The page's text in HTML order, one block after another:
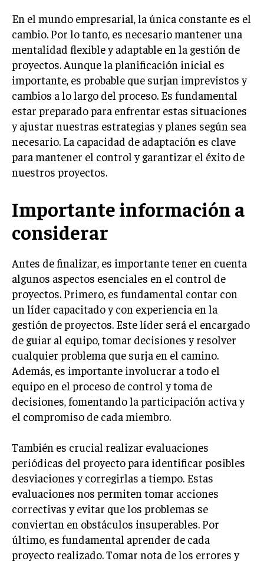
NEGOCIOS
ESTRATEGIAS DE NEGOCIOS
MARKETING B2B
MARKETING B2C
FRANQUICIAS
MARKETING DE INFLUENCERS
E-COMMERCE
E-COMMERCE Y COMERCIO ELECTRÓNICO
ESTRATEGIAS DE PRICING Y GESTIÓN DE
GESTIÓN DE CRISIS EMPRESARIALES
EMPRESAS Y STARTUPS TECNOLÓGICAS
GESTIÓN DE LA EXPERIENCIA DEL CLIENTE
MÁS
PROYECTOS
GESTIÓN DE PROYECTOS
GESTIÓN DE OPERACIONES Y CADENA DE
SUMINISTRO
LOGÍSTICA EMPRESARIAL
CALIDAD Y MEJORA CONTINUA
TALENTOS
RECURSOS HUMANOS Y GESTIÓN DEL
COMPENSACIÓN Y BENEFICIOS
RECLUTAMIENTO Y SELECCIÓN
DESARROLLO DE PERSONAL
GESTIÓN DEL DESEMPEÑO
CULTURA Y CLIMA ORGANIZACIONAL
En el mundo empresarial, la única constante es el
cambio. Por lo tanto, es necesario mantener una
mentalidad flexible y adaptable en la gestión de
proyectos. Aunque la planificación inicial es
importante, es probable que surjan imprevistos y
cambios a lo largo del proceso. Es fundamental
estar preparado para enfrentar estas situaciones
y ajustar nuestras estrategias y planes según sea
necesario. La capacidad de adaptación es clave
para mantener el control y garantizar el éxito de
nuestros proyectos.
Importante información a
considerar
Antes de finalizar, es importante tener en cuenta
algunos aspectos esenciales en el control de
proyectos. Primero, es fundamental contar con
un líder capacitado y con experiencia en la
gestión de proyectos. Este líder será el encargado
de guiar al equipo, tomar decisiones y resolver
cualquier problema que surja en el camino.
Además, es importante involucrar a todo el
equipo en el proceso de control y toma de
decisiones, fomentando la participación activa y
el compromiso de cada miembro.
También es crucial realizar evaluaciones
periódicas del proyecto para identificar posibles
desviaciones y corregirlas a tiempo. Estas
evaluaciones nos permiten tomar acciones
correctivas y evitar que los problemas se
conviertan en obstáculos insuperables. Por
último, es fundamental aprender de cada
proyecto realizado. Tomar nota de los errores y